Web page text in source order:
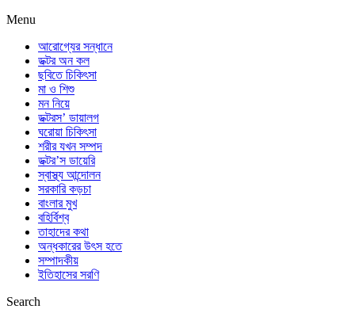
Menu
আরোগ্যের সন্ধানে
ডক্টর অন কল
ছবিতে চিকিৎসা
মা ও শিশু
মন নিয়ে
ডক্টরস’ ডায়ালগ
ঘরোয়া চিকিৎসা
শরীর যখন সম্পদ
ডক্টর’স ডায়েরি
স্বাস্থ্য আন্দোলন
সরকারি কড়চা
বাংলার মুখ
বহির্বিশ্ব
তাহাদের কথা
অন্ধকারের উৎস হতে
সম্পাদকীয়
ইতিহাসের সরণি
Search